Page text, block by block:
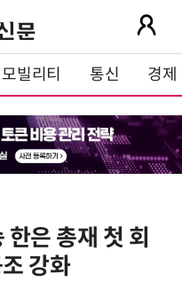
모빌리티 통신 경제
은 총재 첫 회
강화